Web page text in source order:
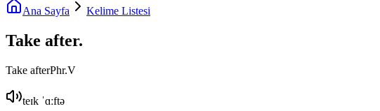
Ana Sayfa Kelime Listesi
Take after.
Take afterPhr.V
teɪk ˈɑːftə